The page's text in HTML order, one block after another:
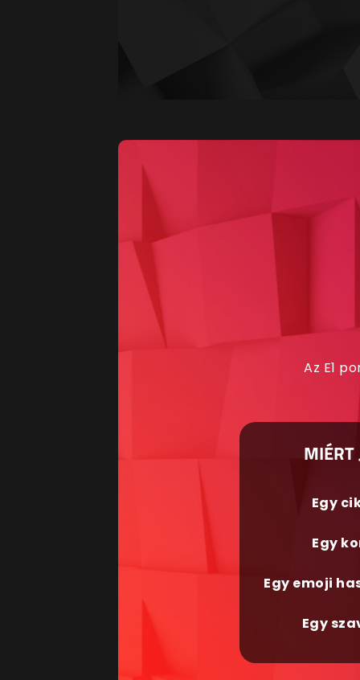
Az E1
MIÉRT
Egy
Egy
Egy emoji
Egy